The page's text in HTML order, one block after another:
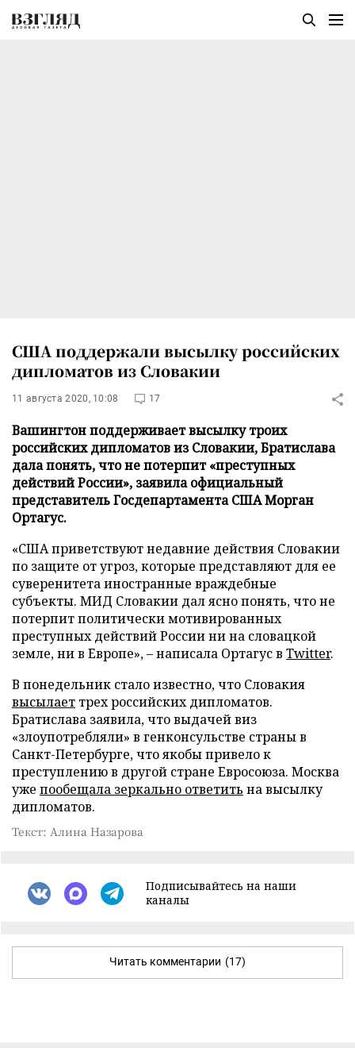
США поддержали высылку российских
дипломатов из Словакии
11 августа 2020, 10:08 17
Вашингтон поддерживает высылку троих
российских дипломатов из Словакии, Братислава
дала понять, что не потерпит «преступных
действий России», заявила официальный
представитель Госдепартамента США Морган
Ортагус.
«США приветствуют недавние действия Словакии
по защите от угроз, которые представляют для ее
суверенитета иностранные враждебные
субъекты. МИД Словакии дал ясно понять, что не
потерпит политически мотивированных
преступных действий России ни на словацкой
земле, ни в Европе», – написала Ортагус в Twitter.
В понедельник стало известно, что Словакия
высылает трех российских дипломатов.
Братислава заявила, что выдачей виз
«злоупотребляли» в генконсульстве страны в
Санкт-Петербурге, что якобы привело к
преступлению в другой стране Евросоюза. Москва
уже пообещала зеркально ответить на высылку
дипломатов.
Текст: Алина Назарова
Подписывайтесь на наши
каналы
Читать комментарии (17)